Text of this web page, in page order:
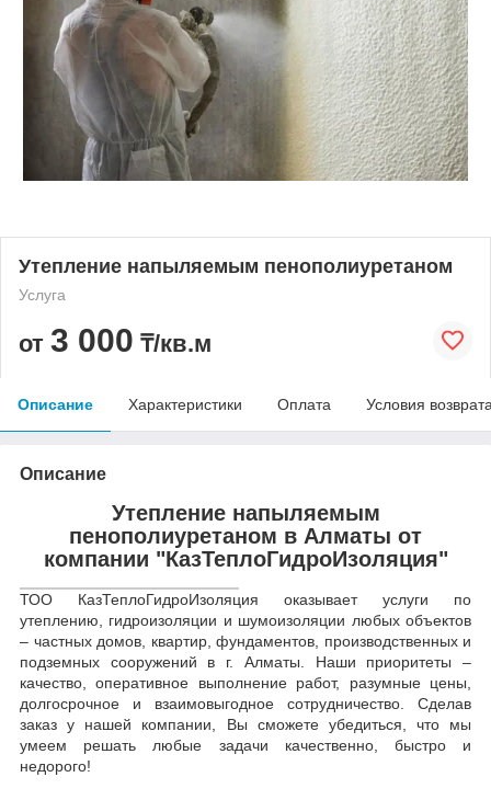
Утепление напыляемым пенополиуретаном
Услуга
от 3 000 ₸/кв.м
Описание Характеристики Оплата Условия
Описание
Утепление напыляемым
пенополиуретаном в Алматы от
компании "КазТеплоГидроИзоляция"
ТОО КазТеплоГидроИзоляция оказывает услуги по
утеплению, гидроизоляции и шумоизоляции любых объектов
– частных домов, квартир, фундаментов, производственных и
подземных сооружений в г. Алматы. Наши приоритеты –
качество, оперативное выполнение работ, разумные цены,
долгосрочное и взаимовыгодное сотрудничество. Сделав
заказ у нашей компании, Вы сможете убедиться, что мы
умеем решать любые задачи качественно, быстро и
недорого!